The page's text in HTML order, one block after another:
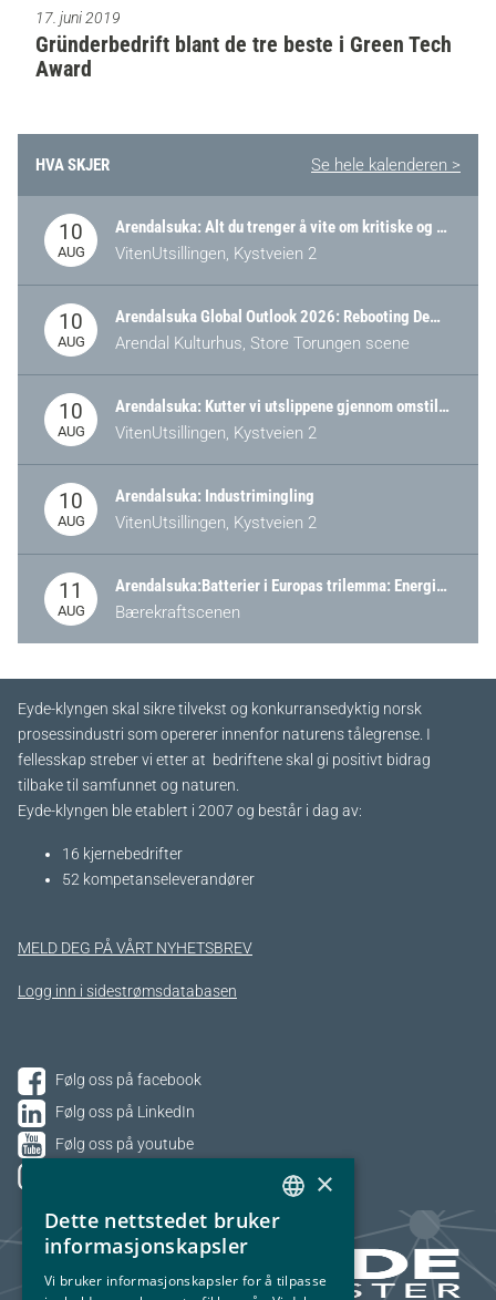
17. juni 2019
Gründerbedrift blant de tre beste i Green Tech
Award
HVA SKJER Se hele kalenderen >
10
AUG
Arendalsuka: Alt du trenger å vite om kritiske og strategiske verdikjeder i Norge
VitenUtsillingen, Kystveien 2
10
AUG
Arendalsuka Global Outlook 2026: Rebooting Democracy for a New World Order
Arendal Kulturhus, Store Torungen scene
10
AUG
Arendalsuka: Kutter vi utslippene gjennom omstilling – eller tap av industri?
VitenUtsillingen, Kystveien 2
10
AUG
Arendalsuka: Industrimingling
VitenUtsillingen, Kystveien 2
11
AUG
Arendalsuka:Batterier i Europas trilemma: Energisikkerhet, konkurransekraft og bærekraft (Battery Norway-arrangement)
Bærekraftscenen
Eyde-klyngen skal sikre tilvekst og konkurransedyktig norsk
prosessindustri som opererer innenfor naturens tålegrense. I
fellesskap streber vi etter at bedriftene skal gi positivt bidrag
tilbake til samfunnet og naturen.
Eyde-klyngen ble etablert i 2007 og består i dag av:
16 kjernebedrifter​
52 kompetanseleverandører
MELD DEG PÅ VÅRT NYHETSBREV
Logg inn i sidestrømsdatabasen
Følg oss på facebook
Følg oss på LinkedIn
Følg oss på youtube
NORWEGIAN
×
Dette nettstedet bruker
informasjonskapsler
Vi bruker informasjonskapsler for å tilpasse